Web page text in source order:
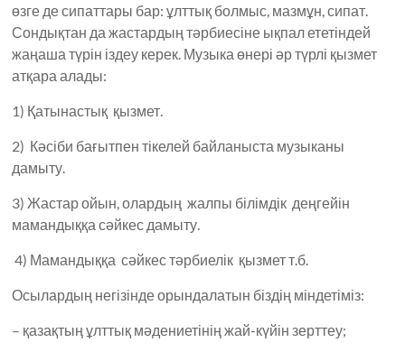
өзге де сипаттары бар: ұлттық болмыс, мазмұн, сипат.
Сондықтан да жастардың тәрбиесіне ықпал ететіндей
жаңаша түрін іздеу керек. Музыка өнері әр түрлі қызмет
атқара алады:
1) Қатынастық қызмет.
2) Кәсіби бағытпен тікелей байланыста музыканы
дамыту.
3) Жастар ойын, олардың жалпы білімдік деңгейін
мамандыққа сәйкес дамыту.
4) Мамандыққа сәйкес тәрбиелік қызмет т.б.
Осылардың негізінде орындалатын біздің міндетіміз:
– қазақтың ұлттық мәдениетінің жай-күйін зерттеу;